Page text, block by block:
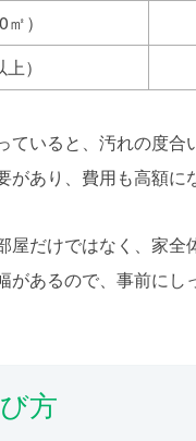
）
）
ていると、汚れの度
あり、費用も高額に
屋だけではなく、家
があるので、事前に
方